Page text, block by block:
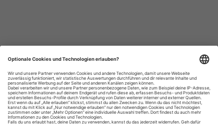
Datenschutzhinweise
Impressum
Privatsphäre-Einstellungen